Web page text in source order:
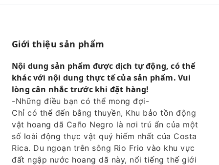
chuyến đi, hướng dẫn viên sẽ giúp bạn chỉ ra
chí cả cá sấu. Một bữa trưa kiểu Costa Rica sẽ
khép lại trải nghiệm.
Giới thiệu sản phẩm
Nội dung sản phẩm được dịch tự động, có thể
khác với nội dung thực tế của sản phẩm. Vui
lòng cân nhắc trước khi đặt hàng!
-Những điều bạn có thể mong đợi-
Chỉ có thể đến bằng thuyền, Khu bảo tồn động
vật hoang dã Caño Negro là nơi trú ẩn của một
số loài động thực vật quý hiếm nhất của Costa
Rica. Du ngoạn trên sông Rio Frio vào khu vực
đất ngập nước hoang dã này, nổi tiếng thế giới